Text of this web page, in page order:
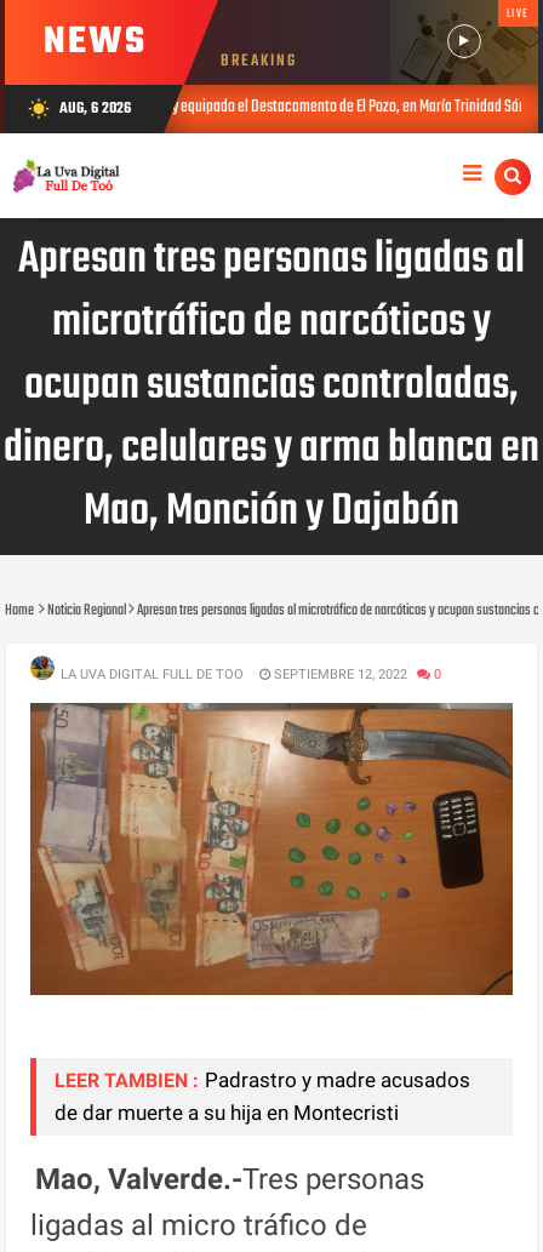
NEWS BREAKING
LIVE
wb_sunny AUG, 6 2026
y equipado el Destacamento de El Pozo, en María Trinidad Sánchez JUL 20,
Apresan tres personas ligadas al
microtráfico de narcóticos y
ocupan sustancias controladas,
dinero, celulares y arma blanca en
Mao, Monción y Dajabón
Home Noticia Regional Apresan tres personas ligadas al microtráfico de narcóticos y ocupan sustancias
LA UVA DIGITAL FULL DE TOO SEPTIEMBRE 12, 2022 0
LEER TAMBIEN : Padrastro y madre acusados
de dar muerte a su hija en Montecristi
Mao, Valverde.-Tres personas
ligadas al micro tráfico de